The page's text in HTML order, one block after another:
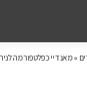
» מאנדיי כפלטפורמה